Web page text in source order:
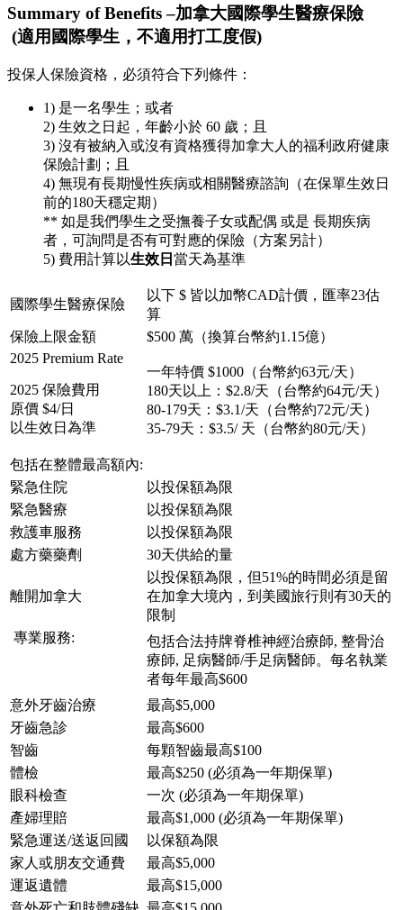
Summary of Benefits –加拿大國際學生醫療保險
(適用國際學生，不適用打工度假)
投保人保險資格，必須符合下列條件：
1) 是一名學生；或者
2) 生效之日起，年齡小於 60 歲；且
3) 沒有被納入或沒有資格獲得加拿大人的福利政府健康
保險計劃；且
4) 無現有長期慢性疾病或相關醫療諮詢（在保單生效日
前的180天穩定期）
** 如是我們學生之受撫養子女或配偶 或是 長期疾病
者，可詢問是否有可對應的保險（方案另計）
5) 費用計算以生效日 當天為基準
國際學生醫療保險
以下 $ 皆以加幣CAD計價，匯率23估
算
保險上限金額
$500 萬（換算台幣約1.15億）
2025 Premium Rate
2025 保險費用
原價 $4/日
以生效日為準
一年特價 $1000（台幣約63元/天）
180天以上：$2.8/天（台幣約64元/天）
80-179天：$3.1/天（台幣約72元/天）
35-79天：$3.5/ 天（台幣約80元/天）
包括在整體最高額內:
緊急住院
以投保額為限
緊急醫療
以投保額為限
救護車服務
以投保額為限
處方藥藥劑
30天供給的量
離開加拿大
以投保額為限，但51%的時間必須是留
在加拿大境內，到美國旅行則有30天的
限制
專業服務:
包括合法持牌脊椎神經治療師, 整骨治
療師, 足病醫師/手足病醫師。每名執業
者每年最高$600
意外牙齒治療
最高$5,000
牙齒急診
最高$600
智齒
每顆智齒最高$100
體檢
最高$250 (必須為一年期保單)
眼科檢查
一次 (必須為一年期保單)
產婦理賠
最高$1,000 (必須為一年期保單)
緊急運送/送返回國
以保額為限
家人或朋友交通費
最高$5,000
運返遺體
最高$15,000